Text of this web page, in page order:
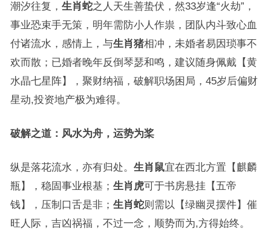
潮汐往复， 生肖蛇之人天生善蛰伏，然33岁逢“火劫”，
事业恐束手无策，明年需防小人作祟，团队内斗致心血
付诸流水，感情上，与生肖猪相冲，未婚者易因琐事不
欢而散；已婚者晚年反倒琴瑟和鸣，建议随身佩戴【黄
水晶七星阵】，聚财纳福，破解职场困局，45岁后偏财
星动,投资地产极为难得。
破解之道：风水为舟，运势为桨
纵是落花流水，亦有归处。 生肖鼠宜在西北方置【麒麟
瓶】，稳固事业根基； 生肖虎可于书房悬挂【五帝
钱】，压制口舌是非； 生肖蛇则需以【绿幽灵摆件】催
旺人际，吉凶祸福，不过一念，顺势而为,方得始终。